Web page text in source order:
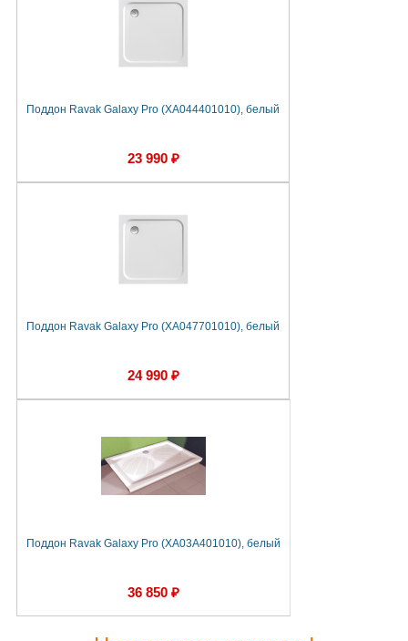
Поддон Ravak Galaxy Pro (XA044401010), белый
23 990 ₽
Поддон Ravak Galaxy Pro (XA047701010), белый
24 990 ₽
Поддон Ravak Galaxy Pro (XA03A401010), белый
36 850 ₽